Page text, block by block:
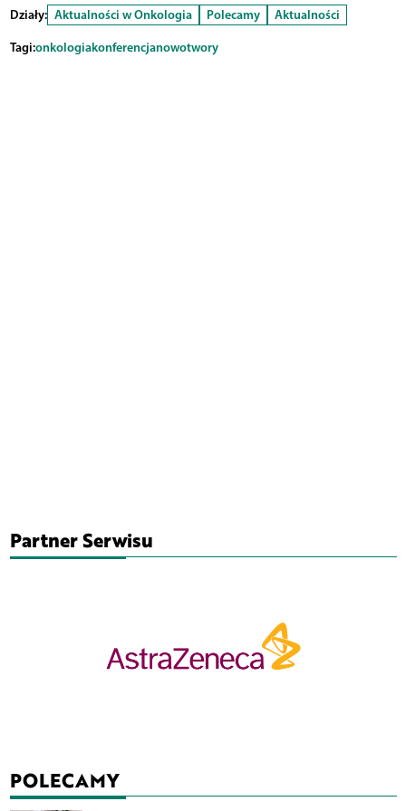
Działy: Aktualności w Onkologia Polecamy
Aktualności
Tagi:onkologiakonferencjanowotwory
Partner Serwisu
POLECAMY